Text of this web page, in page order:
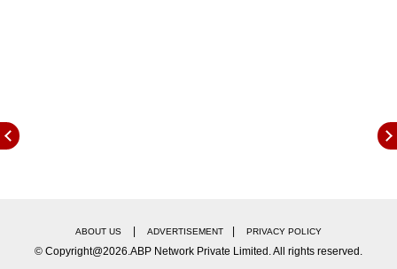
गौतमी पाटील या गाण्यात नव्या लूकमध्ये समोर आलीये. ती या
ABOUT US ADVERTISEMENT PRIVACY POLICY
© Copyright@2026.ABP Network Private Limited. All rights reserved.